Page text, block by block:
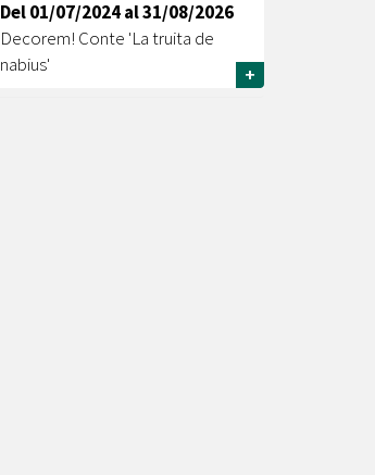
Del01/07/2024al31/08/2026
Decorem! Conte 'La truita de
nabius'
+